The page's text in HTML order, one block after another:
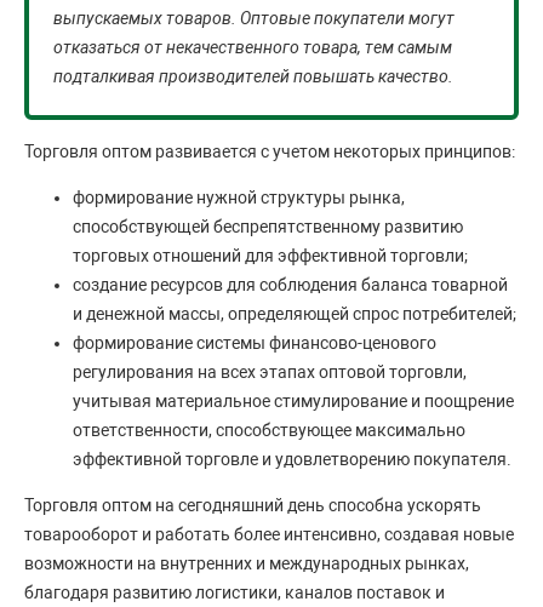
выпускаемых товаров. Оптовые покупатели могут
отказаться от некачественного товара, тем самым
подталкивая производителей повышать качество.
Торговля оптом развивается с учетом некоторых принципов:
формирование нужной структуры рынка,
способствующей беспрепятственному развитию
торговых отношений для эффективной торговли;
создание ресурсов для соблюдения баланса товарной
и денежной массы, определяющей спрос потребителей;
формирование системы финансово-ценового
регулирования на всех этапах оптовой торговли,
учитывая материальное стимулирование и поощрение
ответственности, способствующее максимально
эффективной торговле и удовлетворению покупателя.
Торговля оптом на сегодняшний день способна ускорять
товарооборот и работать более интенсивно, создавая новые
возможности на внутренних и международных рынках,
благодаря развитию логистики, каналов поставок и